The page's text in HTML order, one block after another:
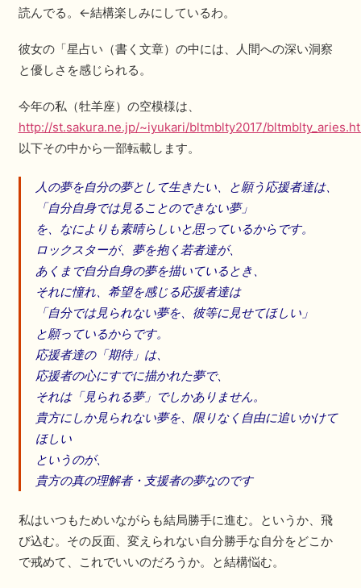
読んでる。←結構楽しみにしているわ。
彼女の「星占い（書く文章）の中には、人間への深い洞察
と優しさを感じられる。
今年の私（牡羊座）の空模様は、
http://st.sakura.ne.jp/~iyukari/bltmblty2017/
以下その中から一部転載します。
人の夢を自分の夢として生きたい、と願う応援者達は、
「自分自身では見ることのできない夢」
を、なによりも素晴らしいと思っているからです。
ロックスターが、夢を抱く若者達が、
あくまで自分自身の夢を描いているとき、
それに憧れ、希望を感じる応援者達は
「自分では見られない夢を、彼等に見せてほしい」
と願っているからです。
応援者達の「期待」は、
応援者の心にすでに描かれた夢で、
それは「見られる夢」でしかありません。
貴方にしか見られない夢を、限りなく自由に追いかけて
ほしい
というのが、
貴方の真の理解者・支援者の夢なのです
私はいつもためいながらも結局勝手に進む。というか、飛
び込む。その反面、変えられない自分勝手な自分をどこか
で戒めて、これでいいのだろうか。と結構悩む。